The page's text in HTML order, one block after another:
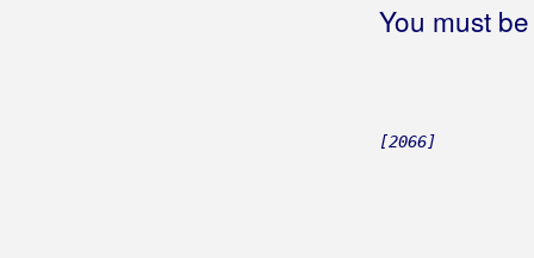
You must
[2066]